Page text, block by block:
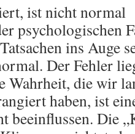
ist nicht normal
psychologischen
ins Auge
Der Fehler
Wahrheit, die wir
haben, ist
beeinflussen. Die